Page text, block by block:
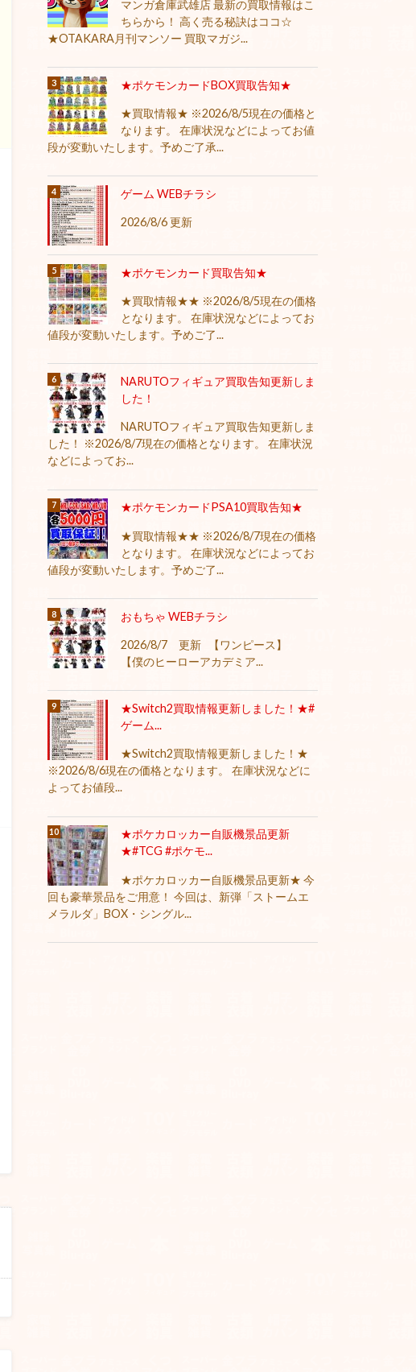
マンガ倉庫武雄店 最新の買取情報はこ
ちらから！ 高く売る秘訣はココ☆
★OTAKARA月刊マンソー 買取マガジ...
★ポケモンカードBOX買取告知★
★買取情報★ ※2026/8/5現在の価格と
なります。 在庫状況などによってお値
段が変動いたします。予めご了承...
ゲーム WEBチラシ
2026/8/6 更新
★ポケモンカード買取告知★
★買取情報★★ ※2026/8/5現在の価格
となります。 在庫状況などによってお
値段が変動いたします。予めご了...
NARUTOフィギュア買取告知更新しま
した！
NARUTOフィギュア買取告知更新しま
した！ ※2026/8/7現在の価格となります。 在庫状況
などによってお...
★ポケモンカードPSA10買取告知★
★買取情報★★ ※2026/8/7現在の価格
となります。 在庫状況などによってお
値段が変動いたします。予めご了...
おもちゃ WEBチラシ
2026/8/7 更新 【ワンピース】
【僕のヒーローアカデミア...
★Switch2買取情報更新しました！★#
ゲーム...
★Switch2買取情報更新しました！★
※2026/8/6現在の価格となります。 在庫状況などに
よってお値段...
★ポケカロッカー自販機景品更新
★#TCG #ポケモ...
★ポケカロッカー自販機景品更新★ 今
回も豪華景品をご用意！ 今回は、新弾「ストームエ
メラルダ」BOX・シングル...